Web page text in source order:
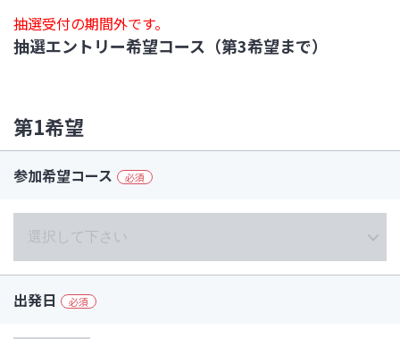
抽選受付の期間外です。
抽選エントリー希望コース（第3希望まで）
第1希望
参加希望コース 必須
出発日 必須